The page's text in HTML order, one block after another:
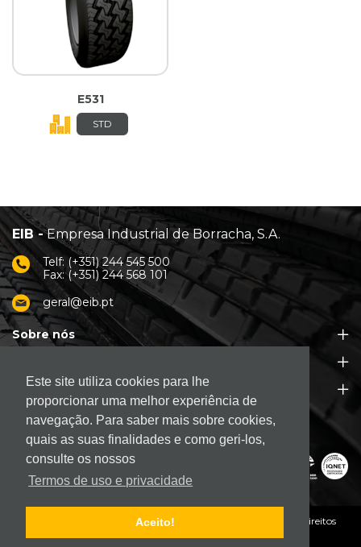
Este site utiliza cookies para lhe
proporcionar uma melhor experiência de
navegação. Para saber mais sobre cookies,
quais as suas finalidades e como geri-los,
consulte os nossos
Termos de uso e privacidade
Aceito!
E531
STD
EIB -Empresa Industrial de Borracha, S.A.
Telf: (+351) 244 545 500
Fax: (+351) 244 568 101
geral@eib.pt
Sobre nós
Apoio ao Cliente
© 2026. EIB - Empresa Industrial de Borracha, S.A.
Todos os direitos